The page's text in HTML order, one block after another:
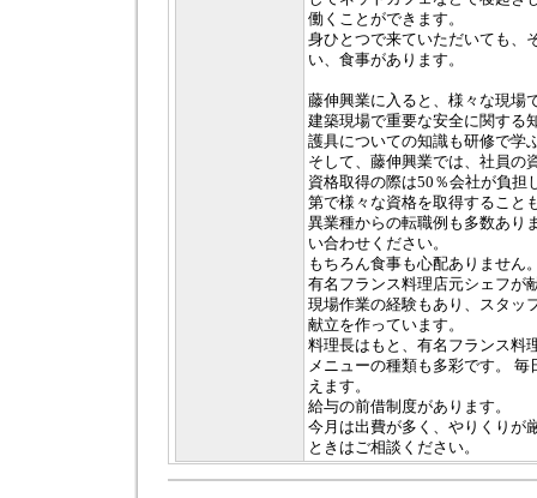
働くことができます。
身ひとつで来ていただいても、
い、食事があります。
藤伸興業に入ると、様々な現場
建築現場で重要な安全に関する
護具についての知識も研修で学
そして、藤伸興業では、社員の
資格取得の際は50％会社が負担
第で様々な資格を取得すること
異業種からの転職例も多数あり
い合わせください。
もちろん食事も心配ありません
有名フランス料理店元シェフが
現場作業の経験もあり、スタッ
献立を作っています。
料理長はもと、有名フランス料
メニューの種類も多彩です。
えます。
給与の前借制度があります。
今月は出費が多く、やりくりが
ときはご相談ください。